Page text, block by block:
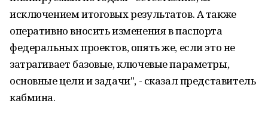
исключением итоговых результатов. А также
оперативно вносить изменения в паспорта
федеральных проектов, опять же, если это не
затрагивает базовые, ключевые параметры,
основные цели и задачи", - сказал представитель
кабмина.